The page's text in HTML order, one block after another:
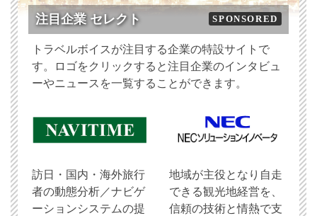
注目企業 セレクト SPONSORED
トラベルボイスが注目する企業の特設サイトで
す。ロゴをクリックすると注目企業のインタビュ
ーやニュースを一覧することができます。
訪日・国内・海外旅行
者の動態分析／ナビゲ
ーションシステムの提
地域が主役となり自走
できる観光地経営を、
信頼の技術と情熱で支